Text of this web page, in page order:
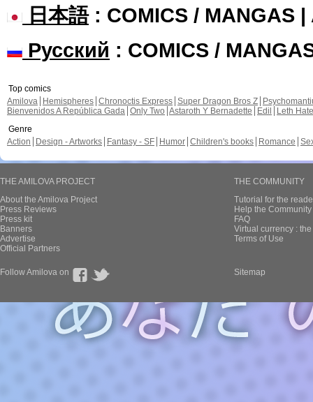
日本語: COMICS / MANGAS |
Русский : COMICS /
Top comics
Amilova
Hemispheres Chronoctis Express Super Dragon Bros Z
Bienvenidos A República Gada Only Two Astaroth Y Bernadette Edil
Leth Hate
Genre
Action
Design - Artworks Fantasy - SF Humor Children's books Romance
THE AMILOVA PROJECT
About the Amilova Project
Press Reviews
Press kit
Banners
Advertise
Official Partners
THE COMMUNITY
Tutorial for the
Help the
FAQ
Virtual currency :
Terms of Use
Follow Amilova on Sitemap